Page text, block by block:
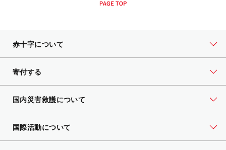
赤十字について
寄付する
国内災害救護について
国際活動について